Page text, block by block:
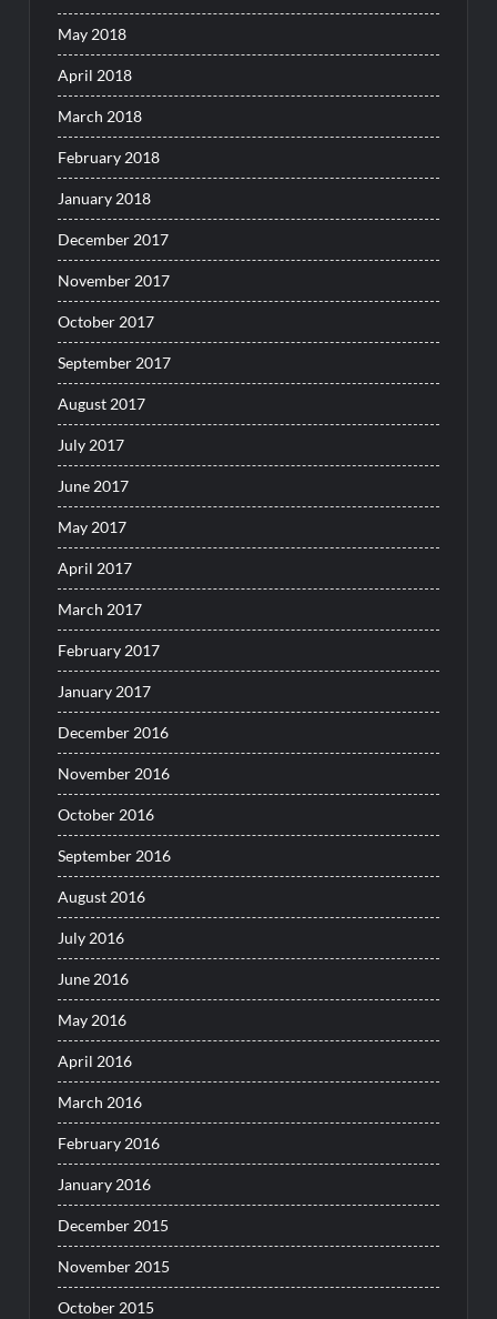
May 2018
April 2018
March 2018
February 2018
January 2018
December 2017
November 2017
October 2017
September 2017
August 2017
July 2017
June 2017
May 2017
April 2017
March 2017
February 2017
January 2017
December 2016
November 2016
October 2016
September 2016
August 2016
July 2016
June 2016
May 2016
April 2016
March 2016
February 2016
January 2016
December 2015
November 2015
October 2015